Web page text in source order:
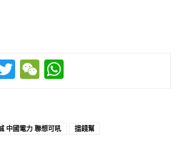
TwitterWeChat
中國電力 聯想可吼 搵錢幫